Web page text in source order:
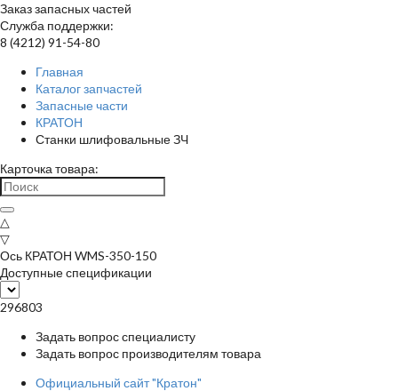
Заказ запасных частей
Служба поддержки:
8 (4212) 91-54-80
Главная
Каталог запчастей
Запасные части
КРАТОН
Станки шлифовальные ЗЧ
Карточка товара:
△
▽
Ось КРАТОН WMS-350-150
Доступные спецификации
296803
Задать вопрос специалисту
Задать вопрос производителям товара
Официальный сайт "Кратон"